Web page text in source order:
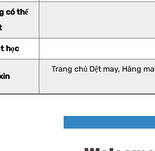
có thể
học
Trang chủ Dệt may, Hàng